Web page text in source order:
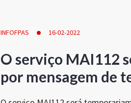
INFOFPAS 16-02-2022
O serviço MAI112
por mensagem de